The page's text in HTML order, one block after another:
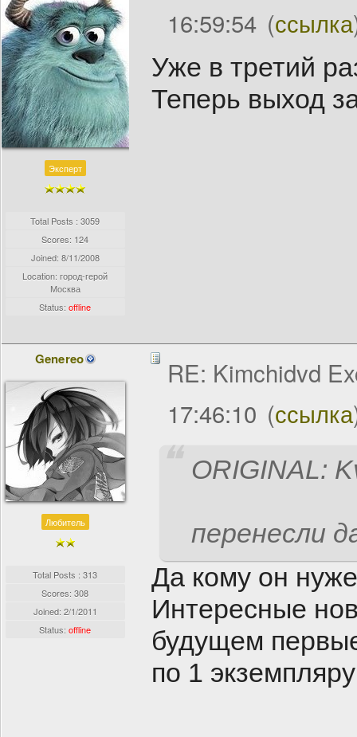
Эксперт
Total Posts : 3059
Scores: 124
Joined: 8/11/2008
Location: город-герой
Москва
Status:offline
16:59:54 (ссылка
Уже в третий
Теперь выход
Genereo
Любитель
Total Posts : 313
Scores: 308
Joined: 2/1/2011
Status:offline
RE: Kimchidvd
17:46:10 (ссылка
ORIGINAL:
перенесли
Да кому он
Интересные
будущем
по 1